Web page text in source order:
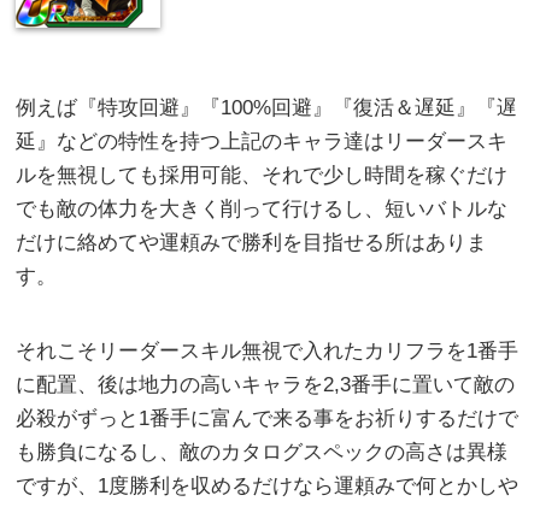
例えば『特攻回避』『100%回避』『復活＆遅延』『遅
延』などの特性を持つ上記のキャラ達はリーダースキ
ルを無視しても採用可能、それで少し時間を稼ぐだけ
でも敵の体力を大きく削って行けるし、短いバトルな
だけに絡めてや運頼みで勝利を目指せる所はありま
す。
それこそリーダースキル無視で入れたカリフラを1番手
に配置、後は地力の高いキャラを2,3番手に置いて敵の
必殺がずっと1番手に富んで来る事をお祈りするだけで
も勝負になるし、敵のカタログスペックの高さは異様
ですが、1度勝利を収めるだけなら運頼みで何とかしや